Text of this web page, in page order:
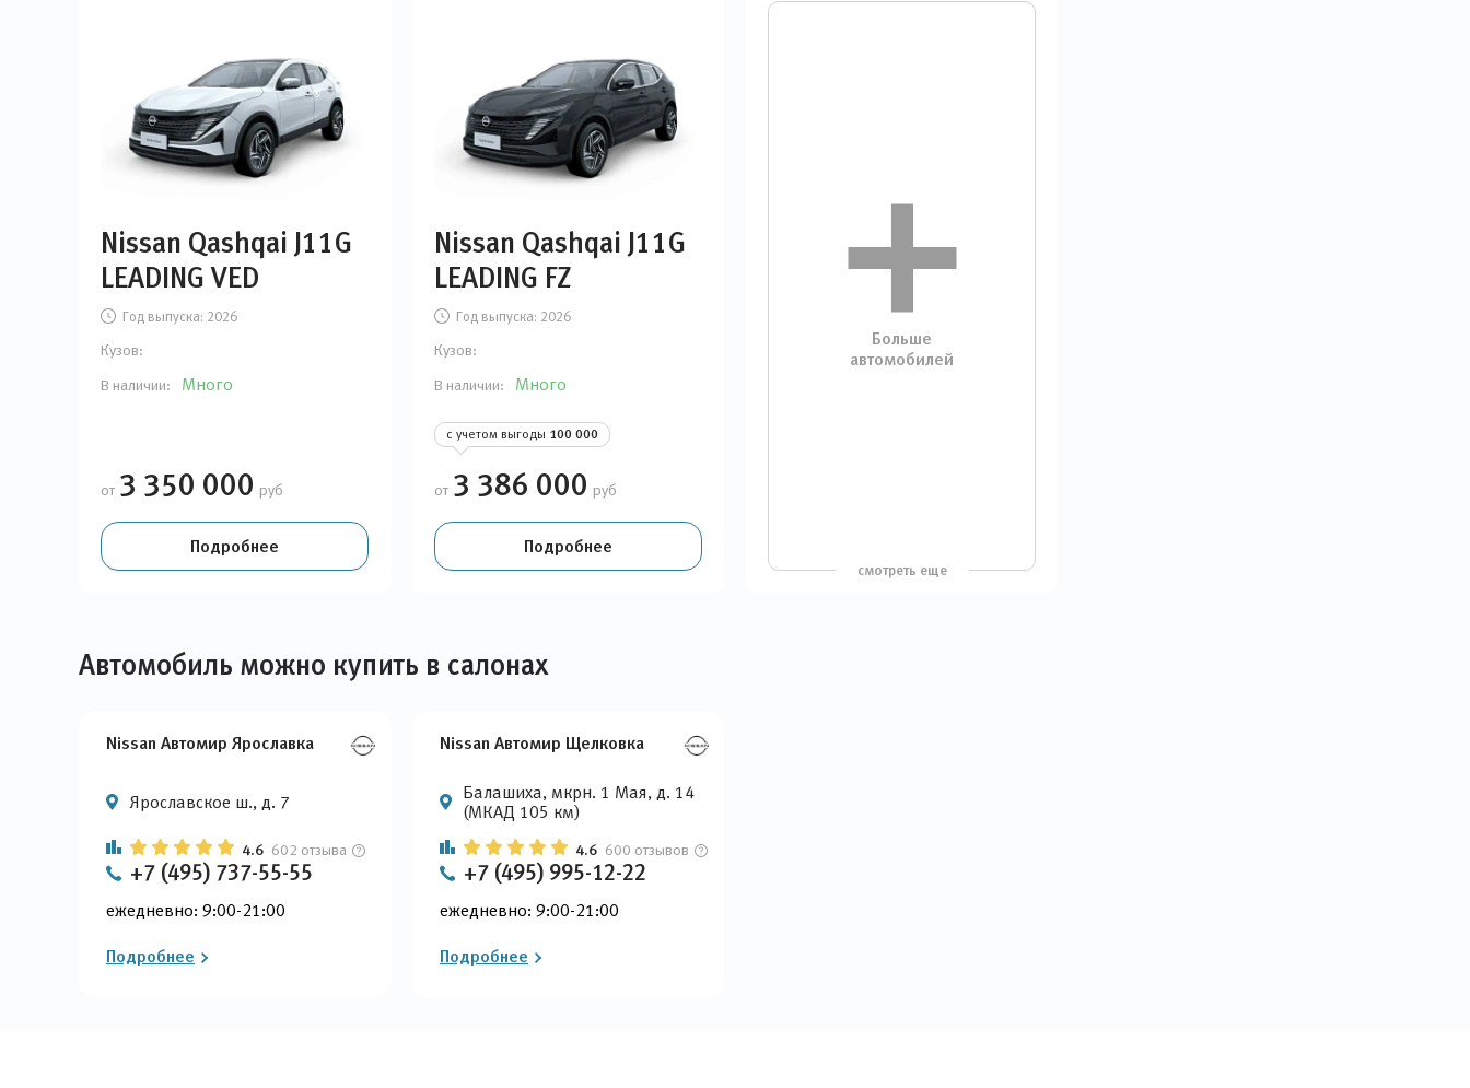
Nissan Qashqai J11G
LEADING VED
Год выпуска: 2026
Кузов:
В наличии:
Много
от 3 350 000 руб
Подробнее
Nissan Qashqai J11G
LEADING FZ
Год выпуска: 2026
Кузов:
В наличии:
Много
с учетом выгоды 100 000
от 3 386 000 руб
Подробнее
Больше
автомобилей
смотреть еще
Автомобиль можно купить в салонах
Nissan Автомир Ярославка
Ярославское ш., д. 7
4.6 602 отзыва
+7 (495) 737-55-55
ежедневно: 9:00-21:00
Подробнее
Nissan Автомир Щелковка
Балашиха, мкрн. 1 Мая, д. 14
(МКАД 105 км)
4.6 600 отзывов
+7 (495) 995-12-22
ежедневно: 9:00-21:00
Подробнее